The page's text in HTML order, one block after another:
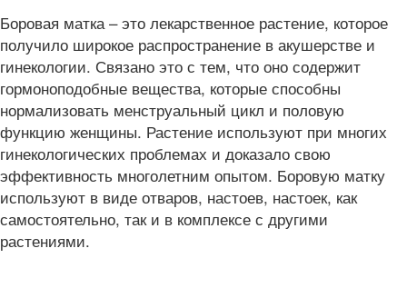
Боровая матка – это лекарственное растение, которое
получило широкое распространение в акушерстве и
гинекологии. Связано это с тем, что оно содержит
гормоноподобные вещества, которые способны
нормализовать менструальный цикл и половую
функцию женщины. Растение используют при многих
гинекологических проблемах и доказало свою
эффективность многолетним опытом. Боровую матку
используют в виде отваров, настоев, настоек, как
самостоятельно, так и в комплексе с другими
растениями.